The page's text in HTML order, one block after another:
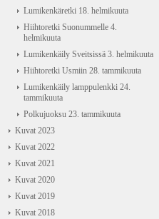
Lumikenkäretki 18. helmikuuta
Hiihtoretki Suonummelle 4.
helmikuuta
Lumikenkäily Sveitsissä 3. helmikuuta
Hiihtoretki Usmiin 28. tammikuuta
Lumikenkäily lamppulenkki 24.
tammikuuta
Polkujuoksu 23. tammikuuta
Kuvat 2023
Kuvat 2022
Kuvat 2021
Kuvat 2020
Kuvat 2019
Kuvat 2018